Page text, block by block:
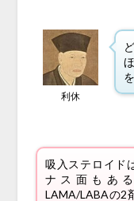
利休
を
吸入ステロイド
ナス面もあ
LAMA/LABAの2